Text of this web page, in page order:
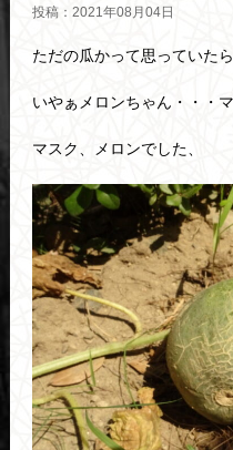
投稿：2021年08月04日
ただの瓜かって思っていた
いやぁメロンちゃん・・・
マスク、メロンでした、